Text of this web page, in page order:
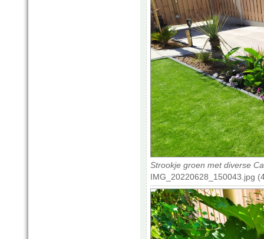
Strookje groen met diverse
IMG_20220628_150043.jpg